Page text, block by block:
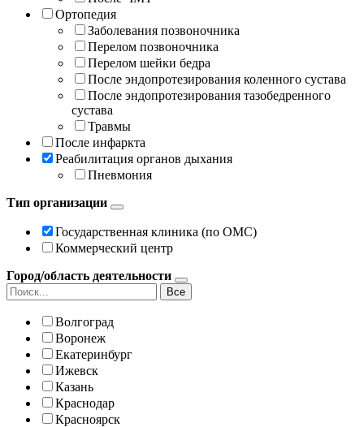
Ортопедия
Заболевания позвоночника
Перелом позвоночника
Перелом шейки бедра
После эндопротезирования коленного сустава
После эндопротезирования тазобедренного
сустава
Травмы
После инфаркта
Реабилитация органов дыхания
Пневмония
Тип организации
Государственная клиника (по ОМС)
Коммерческий центр
Город/область деятельности
Все
Волгоград
Воронеж
Екатеринбург
Ижевск
Казань
Краснодар
Красноярск